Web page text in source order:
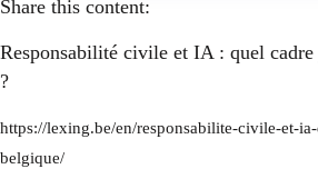
Share this content:
Responsabilité civile et IA : quel
?
https://lexing.be/en/responsabilite-civile-et-
belgique/